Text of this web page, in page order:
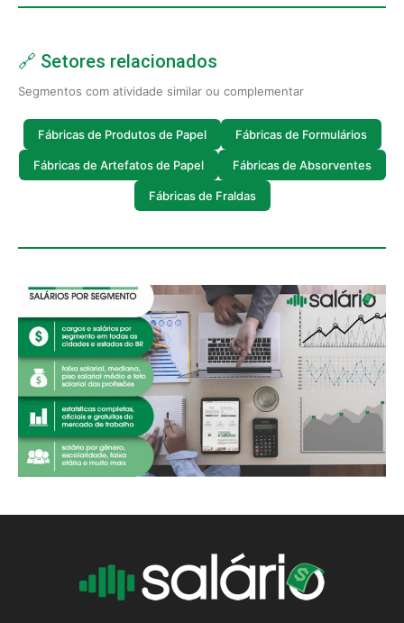
🔗 Setores relacionados
Segmentos com atividade similar ou complementar
Fábricas de Produtos de Papel Fábricas de Formulários
Fábricas de Artefatos de Papel Fábricas de Absorventes
Fábricas de Fraldas